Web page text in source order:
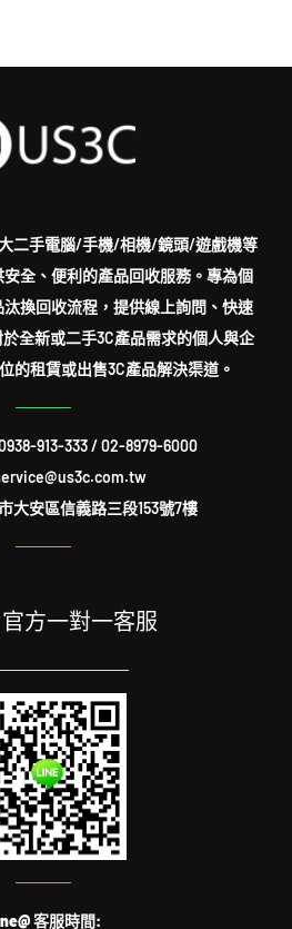
二手電腦/手機/相機/鏡頭/遊戲機等
全、便利的產品回收服務。專為個
換回收流程，提供線上詢問、快速
全新或二手3C產品需求的個人與企
的租賃或出售3C產品解決渠道。
913-333/02-8979-6000
大安區信義路三段153號7樓
官方一對一客服
客服時間: